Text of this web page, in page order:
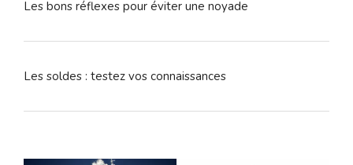
Les bons réflexes pour éviter une noyade
Les soldes : testez vos connaissances